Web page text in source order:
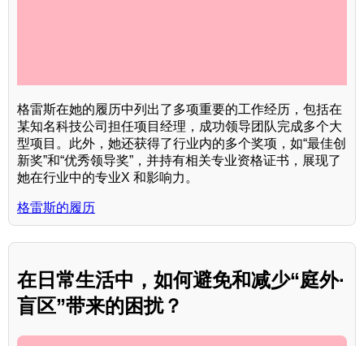
格雷斯在她的履历中列出了多项重要的工作经历，包括在
某知名科技公司担任项目经理，成功领导团队完成多个大
型项目。此外，她还获得了行业内的多个奖项，如“最佳创
新奖”和“优秀领导奖”，并持有相关专业资格证书，展现了
她在行业中的专业X 和影响力。
格雷斯的履历
在日常生活中，如何避免和减少“庭外·
盲区”带来的困扰？